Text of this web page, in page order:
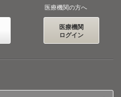
医療機関の方へ
医療機関
ログイン